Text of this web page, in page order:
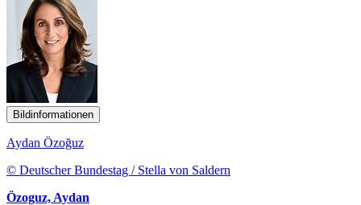
Bildinformationen
Aydan Özoğuz
© Deutscher Bundestag / Stella von Saldern
Özoguz, Aydan